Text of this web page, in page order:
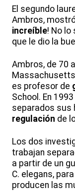
El segundo
Ambros,
increíble! No lo
que le dio la
Ambros, de 70
Massachusetts
es profesor de
School. En
separados sus
regulación de
Los dos
trabajan
a partir de un
C. elegans,
producen las